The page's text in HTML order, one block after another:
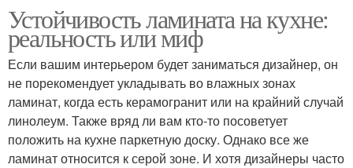
Устойчивость ламината на кухне:
реальность или миф
Если вашим интерьером будет заниматься дизайнер, он
не порекомендует укладывать во влажных зонах
ламинат, когда есть керамогранит или на крайний случай
линолеум. Также вряд ли вам кто-то посоветует
положить на кухне паркетную доску. Однако все же
ламинат относится к серой зоне. И хотя дизайнеры часто